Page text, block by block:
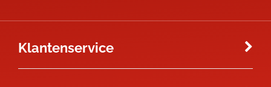
Klantenservice